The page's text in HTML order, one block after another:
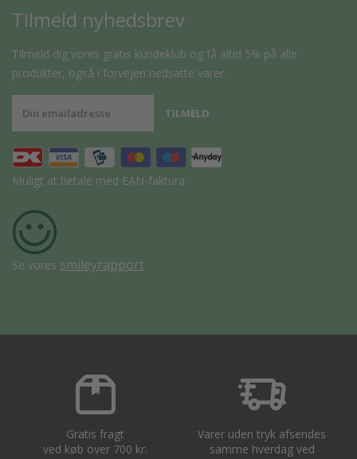
Tilmeld nyhedsbrev
Tilmeld dig vores gratis kundeklub og få altid 5% på alle
produkter, også i forvejen nedsatte varer.
Muligt at betale med EAN-faktura
Se vores smileyrapport
Gratis fragt
ved køb over 700 kr.
Varer uden tryk afsendes
samme hverdag ved